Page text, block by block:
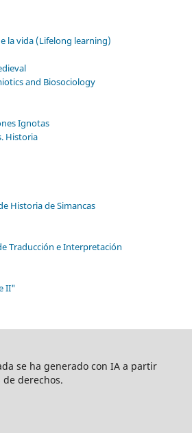
la vida (Lifelong learning)
and Biosociology
Ignotas
Historia
Historia de Simancas
Traducción e Interpretación
II"
se ha generado con IA a partir
derechos.